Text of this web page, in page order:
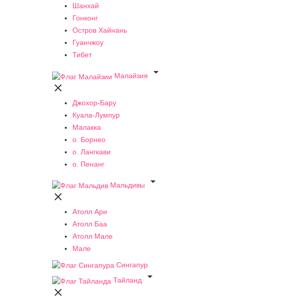
Шанхай
Гонконг
Остров Хайнань
Гуанчжоу
Тибет
Малайзия


Джохор-Бару
Куала-Лумпур
Малакка
о. Борнео
о. Лангкави
о. Пенанг
Мальдивы


Атолл Ари
Атолл Баа
Атолл Мале
Мале
Сингапур
Тайланд

